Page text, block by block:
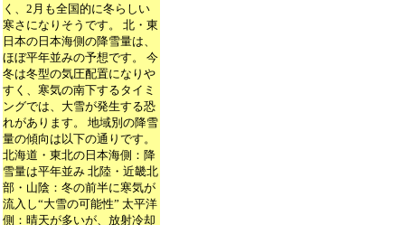
く、2月も全国的に冬らしい
寒さになりそうです。 北・東
日本の日本海側の降雪量は、
ほぼ平年並みの予想です。 今
冬は冬型の気圧配置になりや
すく、寒気の南下するタイミ
ングでは、大雪が発生する恐
れがあります。 地域別の降雪
量の傾向は以下の通りです。
北海道・東北の日本海側：降
雪量は平年並み 北陸・近畿北
部・山陰：冬の前半に寒気が
流入し“大雪の可能性” 太平洋
側：晴天が多いが、放射冷却